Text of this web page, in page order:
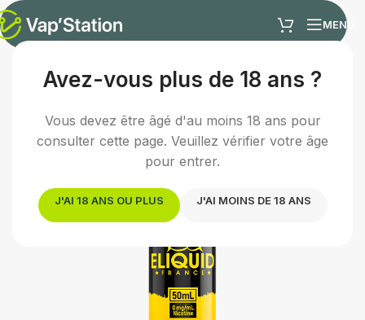
Avez-vous plus de 18 ans ?
Vous devez être âgé d'au moins 18 ans pour
consulter cette page. Veuillez vérifier votre âge
pour entrer.
J'AI 18 ANS OU PLUS J'AI MOINS DE 18 ANS
MENU
Accueil /E-liquides/E-liquide classic